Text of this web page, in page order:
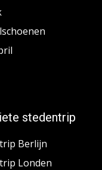
stedentrip
Berlijn
Londen